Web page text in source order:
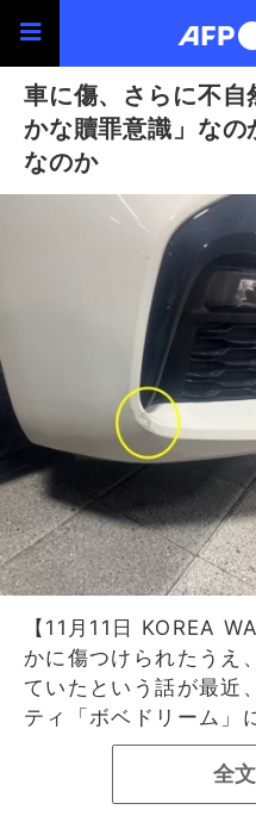
車に傷、さらに不
かな贖罪意識」なの
なのか
【11月11日 KOREA
かに傷つけられたうえ
ていたという話が最近
ティ「ボベドリーム」
全